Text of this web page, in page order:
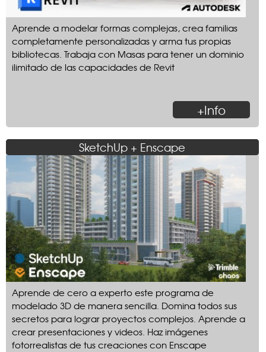
Aprende a modelar formas complejas, crea familias
completamente personalizadas y arma tus propias
bibliotecas. Trabaja con Masas para tener un dominio
ilimitado de las capacidades de Revit
+Info
SketchUp + Enscape
Aprende de cero a experto este programa de
modelado 3D de manera sencilla. Domina todos sus
secretos para lograr proyectos complejos. Aprende a
crear presentaciones y videos. Haz imágenes
fotorrealistas de tus creaciones con Enscape